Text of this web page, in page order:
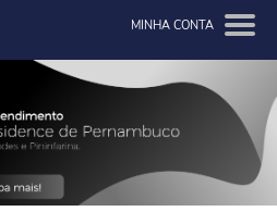
MINHA CONTA